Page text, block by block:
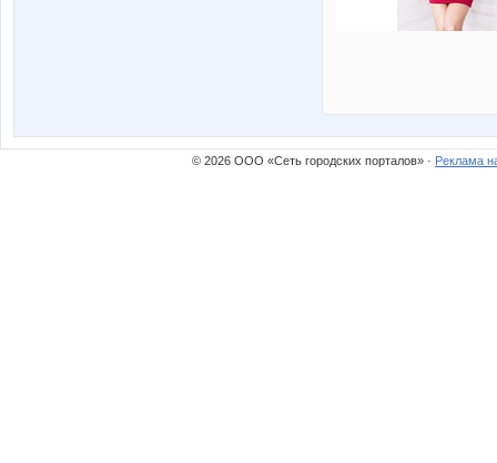
© 2026 ООО «Сеть городских порталов» · Реклама